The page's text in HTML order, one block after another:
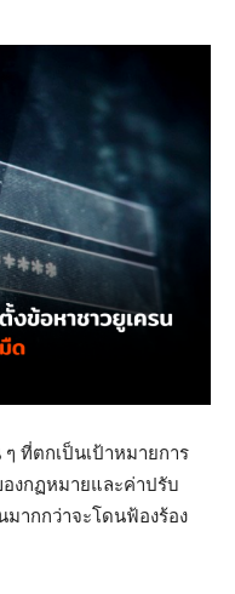
ที่ตกเป็นเป้าหมายการ
องกฏหมายและค่าปรับ
ากกว่าจะโดนฟ้องร้อง